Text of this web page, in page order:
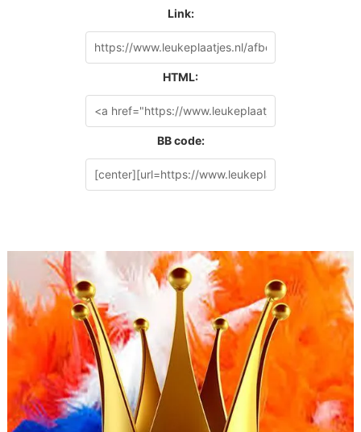
Link:
HTML:
BB code: